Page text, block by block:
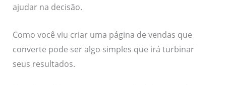
ajudar na decisão.
Como você viu criar uma página de vendas que
converte pode ser algo simples que irá turbinar
seus resultados.